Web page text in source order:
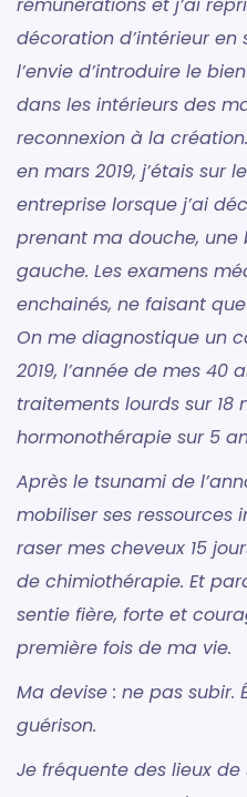
rémunérations et j’ai
décoration d’intérieur en
l’envie d’introduire le
dans les intérieurs des
reconnexion à la
en mars 2019, j’étais sur
entreprise lorsque j’ai
prenant ma douche, une
gauche. Les examens
enchainés, ne faisant
On me diagnostique un
2019, l’année de mes 40
traitements lourds sur 18
hormonothérapie sur 5
Après le tsunami de
mobiliser ses ressources
raser mes cheveux 15
de chimiothérapie. Et
sentie fière, forte et
première fois de ma vie.
Ma devise : ne pas subir.
guérison.
Je fréquente des lieux